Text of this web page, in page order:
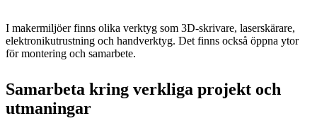
I makermiljöer finns olika verktyg som 3D-skrivare, laserskärare,
elektronikutrustning och handverktyg. Det finns också öppna ytor
för montering och samarbete.
Samarbeta kring verkliga projekt och
utmaningar